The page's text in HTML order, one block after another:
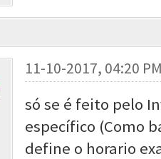
11-10-2017, 04:20
só se é feito pelo
específico (Como
define o horario